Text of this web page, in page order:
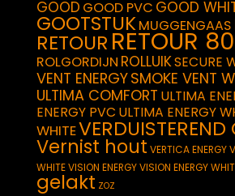
GOOD GOOD PVC GOOD
GOOTSTUKMUGGENGAAS
RETOUR RETOUR
ROLGORDIJN ROLLUIKSECURE
VENT ENERGYSMOKE VENT
ULTIMA COMFORT ULTIMA
ENERGY PVC ULTIMA ENERGY
WHITE
Vernist hout VERTICA ENERGY
WHITEVISION ENERGYVISION ENERGY
gelakt ZOZ